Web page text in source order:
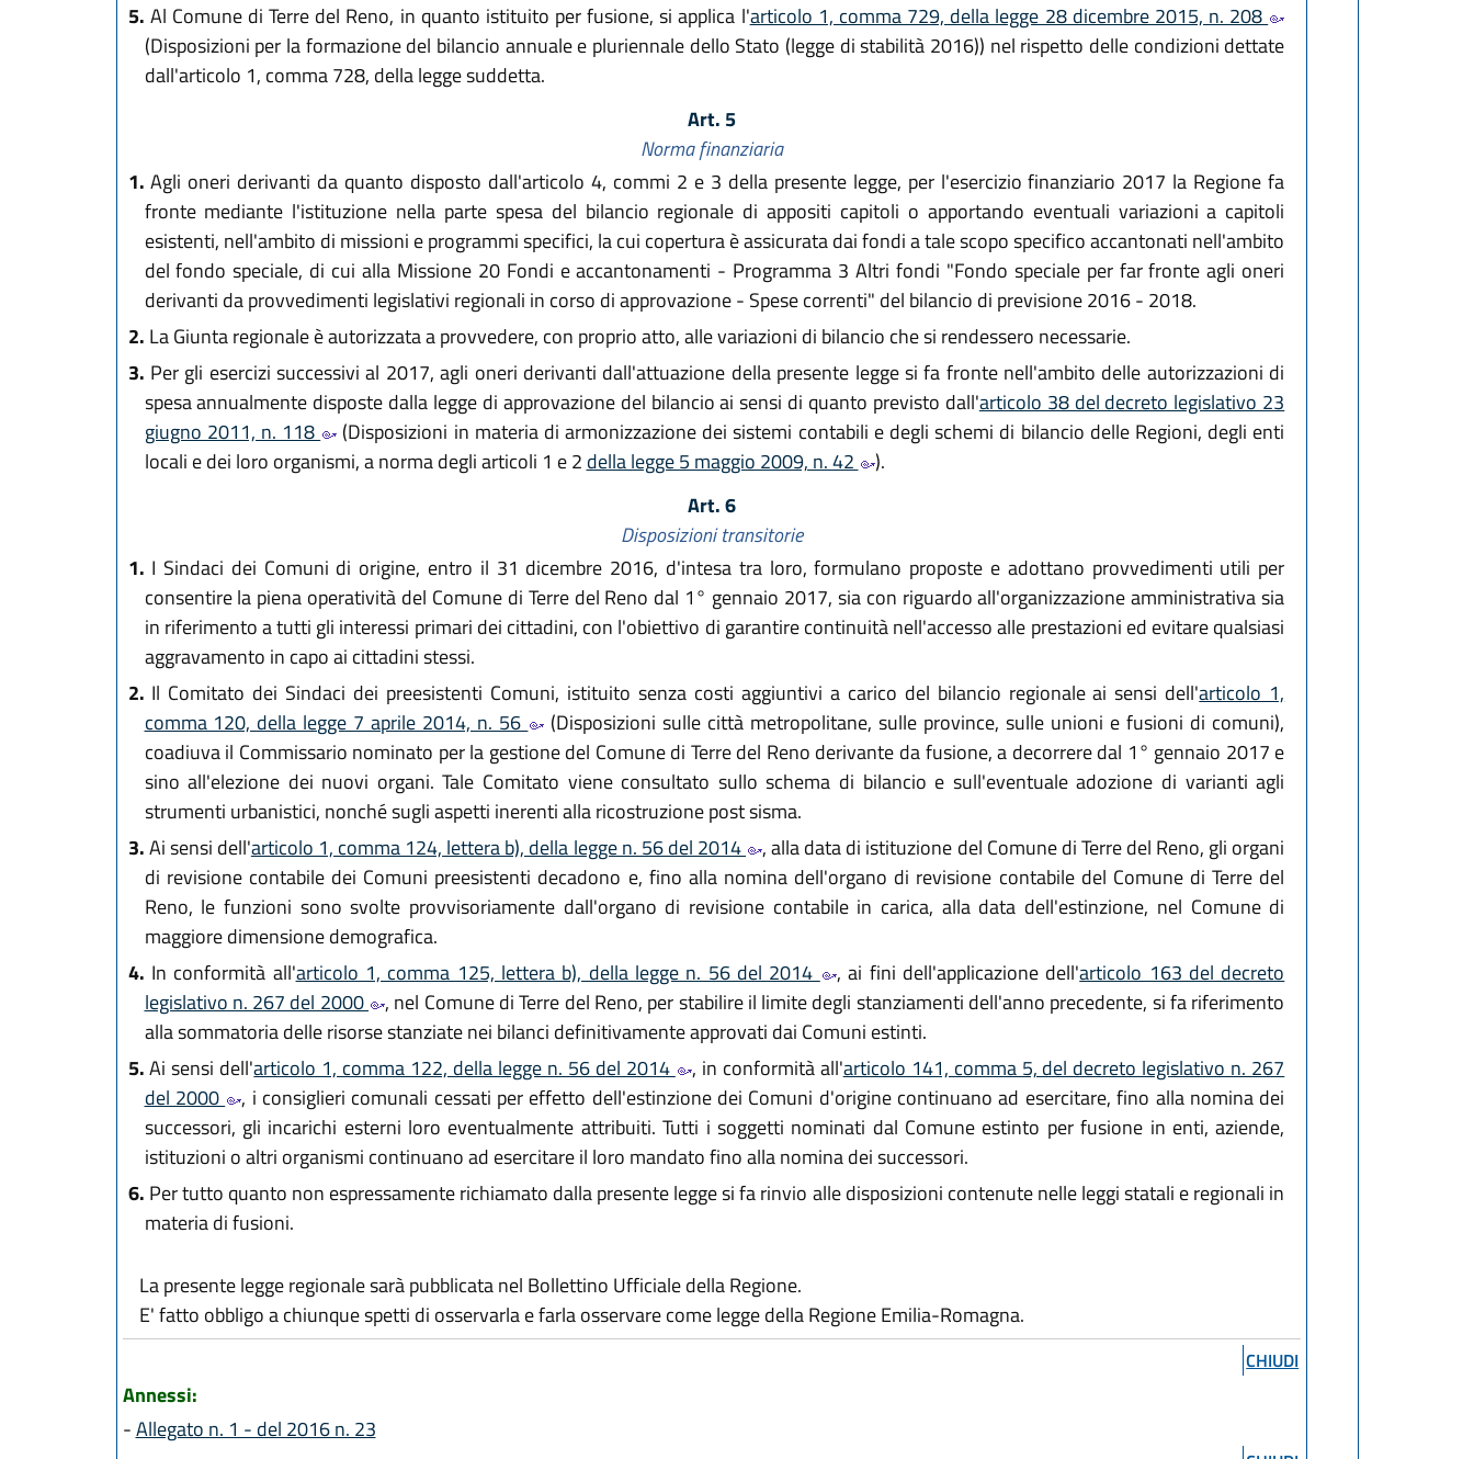
5. Al Comune di Terre del Reno, in quanto istituito per fusione, si applica l'articolo 1, comma 729, della legge 28 dicembre 2015, n. 208
(Disposizioni per la formazione del bilancio annuale e pluriennale dello Stato (legge di stabilità 2016)) nel rispetto delle condizioni dettate
dall'articolo 1, comma 728, della legge suddetta.
Art. 5
Norma finanziaria
1. Agli oneri derivanti da quanto disposto dall'articolo 4, commi 2 e 3 della presente legge, per l'esercizio finanziario 2017 la Regione fa
fronte mediante l'istituzione nella parte spesa del bilancio regionale di appositi capitoli o apportando eventuali variazioni a capitoli
esistenti, nell'ambito di missioni e programmi specifici, la cui copertura è assicurata dai fondi a tale scopo specifico accantonati nell'ambito
del fondo speciale, di cui alla Missione 20 Fondi e accantonamenti - Programma 3 Altri fondi "Fondo speciale per far fronte agli oneri
derivanti da provvedimenti legislativi regionali in corso di approvazione - Spese correnti" del bilancio di previsione 2016 - 2018.
2. La Giunta regionale è autorizzata a provvedere, con proprio atto, alle variazioni di bilancio che si rendessero necessarie.
3. Per gli esercizi successivi al 2017, agli oneri derivanti dall'attuazione della presente legge si fa fronte nell'ambito delle autorizzazioni di
spesa annualmente disposte dalla legge di approvazione del bilancio ai sensi di quanto previsto dall'articolo 38 del decreto legislativo 23
giugno 2011, n. 118
(Disposizioni in materia di armonizzazione dei sistemi contabili e degli schemi di bilancio delle Regioni, degli enti
locali e dei loro organismi, a norma degli articoli 1 e 2 della legge 5 maggio 2009, n. 42
).
Art. 6
Disposizioni transitorie
1. I Sindaci dei Comuni di origine, entro il 31 dicembre 2016, d'intesa tra loro, formulano proposte e adottano provvedimenti utili per
consentire la piena operatività del Comune di Terre del Reno dal 1° gennaio 2017, sia con riguardo all'organizzazione amministrativa sia
in riferimento a tutti gli interessi primari dei cittadini, con l'obiettivo di garantire continuità nell'accesso alle prestazioni ed evitare qualsiasi
aggravamento in capo ai cittadini stessi.
2. Il Comitato dei Sindaci dei preesistenti Comuni, istituito senza costi aggiuntivi a carico del bilancio regionale ai sensi dell'articolo 1,
comma 120, della legge 7 aprile 2014, n. 56
(Disposizioni sulle città metropolitane, sulle province, sulle unioni e fusioni di comuni),
coadiuva il Commissario nominato per la gestione del Comune di Terre del Reno derivante da fusione, a decorrere dal 1° gennaio 2017 e
sino all'elezione dei nuovi organi. Tale Comitato viene consultato sullo schema di bilancio e sull'eventuale adozione di varianti agli
strumenti urbanistici, nonché sugli aspetti inerenti alla ricostruzione post sisma.
3.Ai sensi dell'articolo 1, comma 124, lettera b), della legge n. 56 del 2014
, alla data di istituzione del Comune di Terre del Reno, gli organi
di revisione contabile dei Comuni preesistenti decadono e, fino alla nomina dell'organo di revisione contabile del Comune di Terre del
Reno, le funzioni sono svolte provvisoriamente dall'organo di revisione contabile in carica, alla data dell'estinzione, nel Comune di
maggiore dimensione demografica.
4. In conformità all'articolo 1, comma 125, lettera b), della legge n. 56 del 2014 , ai fini dell'applicazione dell'articolo 163 del decreto
legislativo n. 267 del 2000
, nel Comune di Terre del Reno, per stabilire il limite degli stanziamenti dell'anno precedente, si fa riferimento
alla sommatoria delle risorse stanziate nei bilanci definitivamente approvati dai Comuni estinti.
5.Ai sensi dell'articolo 1, comma 122, della legge n. 56 del 2014 , in conformità all'articolo 141, comma 5, del decreto legislativo n. 267
del 2000
, i consiglieri comunali cessati per effetto dell'estinzione dei Comuni d'origine continuano ad esercitare, fino alla nomina dei
successori, gli incarichi esterni loro eventualmente attribuiti. Tutti i soggetti nominati dal Comune estinto per fusione in enti, aziende,
istituzioni o altri organismi continuano ad esercitare il loro mandato fino alla nomina dei successori.
6. Per tutto quanto non espressamente richiamato dalla presente legge si fa rinvio alle disposizioni contenute nelle leggi statali e regionali in
materia di fusioni.
La presente legge regionale sarà pubblicata nel Bollettino Ufficiale della Regione.
E' fatto obbligo a chiunque spetti di osservarla e farla osservare come legge della Regione Emilia-Romagna.
CHIUDI
Annessi:
-Allegato n. 1 - del 2016 n. 23